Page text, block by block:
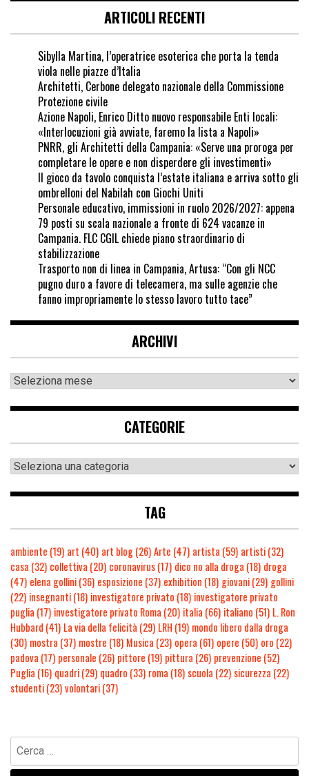
ARTICOLI RECENTI
Sibylla Martina, l’operatrice esoterica che porta la tenda
viola nelle piazze d’Italia
Architetti, Cerbone delegato nazionale della Commissione
Protezione civile
Azione Napoli, Enrico Ditto nuovo responsabile Enti locali:
«Interlocuzioni già avviate, faremo la lista a Napoli»
PNRR, gli Architetti della Campania: «Serve una proroga per
completare le opere e non disperdere gli investimenti»
Il gioco da tavolo conquista l’estate italiana e arriva sotto gli
ombrelloni del Nabilah con Giochi Uniti
Personale educativo, immissioni in ruolo 2026/2027: appena
79 posti su scala nazionale a fronte di 624 vacanze in
Campania. FLC CGIL chiede piano straordinario di
stabilizzazione
Trasporto non di linea in Campania, Artusa: “Con gli NCC
pugno duro a favore di telecamera, ma sulle agenzie che
fanno impropriamente lo stesso lavoro tutto tace”
ARCHIVI
CATEGORIE
TAG
ambiente (19) art (40) art blog(26)Arte (47) artista (59) artisti(32)
casa (32) collettiva (20) coronavirus(17) dico no alla droga (18) droga
(47) elena gollini(36) esposizione (37) exhibition (18) giovani(29) gollini
(22) insegnanti(18) investigatore privato (18) investigatore privato
puglia (17) investigatore privato Roma (20) italia (66) italiano (51) L. Ron
Hubbard (41) La via della felicità (29) LRH (19) mondo libero dalla droga
(30) mostra (37) mostre (18) Musica (23) opera (61) opere (50) oro (22)
padova (17) personale (26) pittore (19) pittura (26) prevenzione (52)
Puglia (16) quadri(29) quadro (33) roma (18) scuola (22) sicurezza (22)
studenti(23)volontari(37)